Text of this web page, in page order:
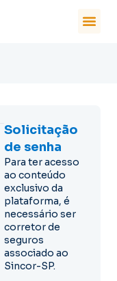
Solicitação
de senha
Para ter acesso
ao conteúdo
exclusivo da
plataforma, é
necessário ser
corretor de
seguros
associado ao
Sincor-SP.